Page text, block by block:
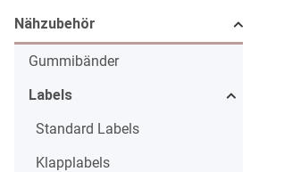
Nähzubehör
Gummibänder
Labels
Standard Labels
Klapplabels